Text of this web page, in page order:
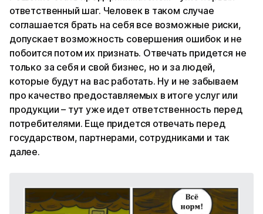
ответственный шаг. Человек в таком случае
соглашается брать на себя все возможные риски,
допускает возможность совершения ошибок и не
побоится потом их признать. Отвечать придется не
только за себя и свой бизнес, но и за людей,
которые будут на вас работать. Ну и не забываем
про качество предоставляемых в итоге услуг или
продукции – тут уже идет ответственность перед
потребителями. Еще придется отвечать перед
государством, партнерами, сотрудниками и так
далее.